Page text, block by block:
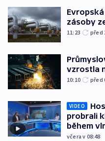
zásoby
11:23 před
vzrostla
10:10 před
VIDEO
probrali
během
včera v 08:48